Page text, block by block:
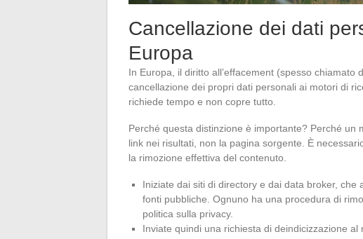
Cancellazione dei dati
Europa
In Europa, il diritto all’effacement (spesso chiamato
cancellazione dei propri dati personali ai motori di
richiede tempo e non copre tutto.
Perché questa distinzione è importante? Perché
link nei risultati, non la pagina sorgente. È
la rimozione effettiva del contenuto.
Iniziate dai siti di directory e dai data broker,
fonti pubbliche. Ognuno ha una procedura di
politica sulla privacy.
Inviate quindi una richiesta di deindicizzazione